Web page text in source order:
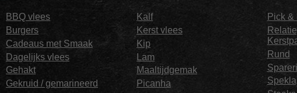
BBQ vlees
Burgers
Cadeaus met Smaak
Dagelijks vlees
Gehakt
Gekruid / gemarineerd
Kalf
Kerst vlees
Kip
Lam
Maaltijdgemak
Picanha
Pick &
Rund